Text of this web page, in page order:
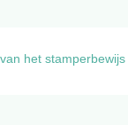
het stamperbewijs